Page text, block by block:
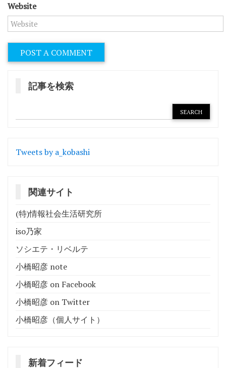
Website
記事を検索
Tweets by a_kobashi
関連サイト
(特)情報社会生活研究所
iso乃家
ソシエテ・リベルテ
小橋昭彦 note
小橋昭彦 on Facebook
小橋昭彦 on Twitter
小橋昭彦（個人サイト）
新着フィード